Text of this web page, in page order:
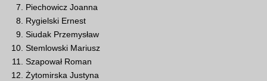
Piechowicz Joanna
Rygielski Ernest
Siudak Przemysław
Stemlowski Mariusz
Szapował Roman
Żytomirska Justyna